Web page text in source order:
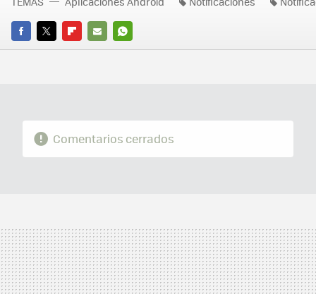
FACEBOOK
TWITTERFLIPBOARD
E-
WHATSAPP
Comentarios cerrados